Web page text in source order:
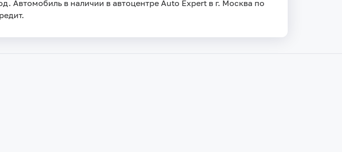
Автомобиль в наличии в автоцентре Auto Expert в г. Москва по